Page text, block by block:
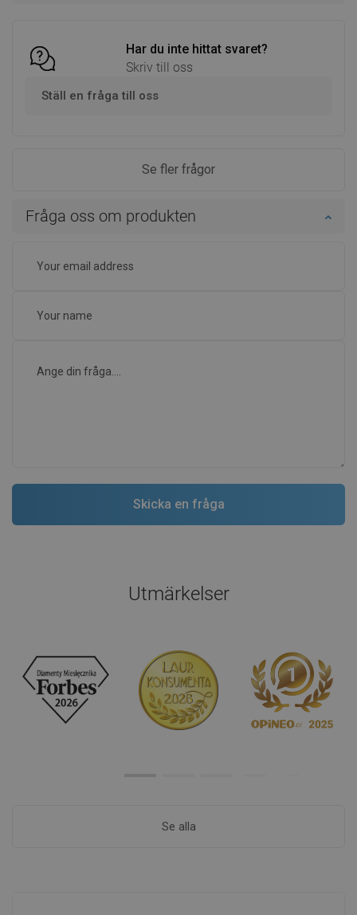
Har du inte hittat svaret?
Skriv till oss
Ställ en fråga till oss
Se fler frågor
Fråga oss om produkten
Utmärkelser
Se alla